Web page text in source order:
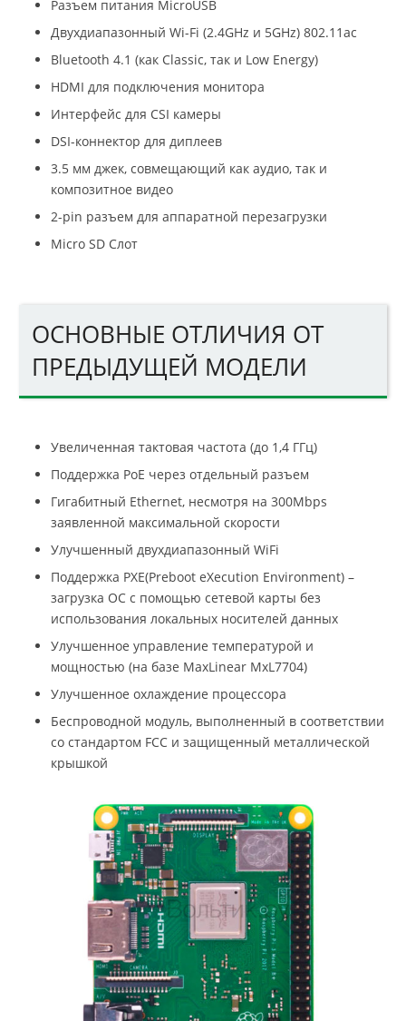
Разъем питания MicroUSB
Двухдиапазонный Wi-Fi (2.4GHz и 5GHz) 802.11ac
Bluetooth 4.1 (как Classic, так и Low Energy)
HDMI для подключения монитора
Интерфейс для CSI камеры
DSI-коннектор для диплеев
3.5 мм джек, совмещающий как аудио, так и
композитное видео
2-pin разъем для аппаратной перезагрузки
Micro SD Слот
ОСНОВНЫЕ ОТЛИЧИЯ ОТ
ПРЕДЫДУЩЕЙ МОДЕЛИ
Увеличенная тактовая частота (до 1,4 ГГц)
Поддержка PoE через отдельный разъем
Гигабитный Ethernet, несмотря на 300Mbps
заявленной максимальной скорости
Улучшенный двухдиапазонный WiFi
Поддержка PXE(Preboot eXecution Environment) –
загрузка ОС с помощью сетевой карты без
использования локальных носителей данных
Улучшенное управление температурой и
мощностью (на базе MaxLinear MxL7704)
Улучшенное охлаждение процессора
Беспроводной модуль, выполненный в соответствии
со стандартом FCC и защищенный металлической
крышкой